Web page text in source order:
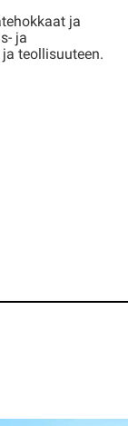
ja
ja
teollisuuteen.